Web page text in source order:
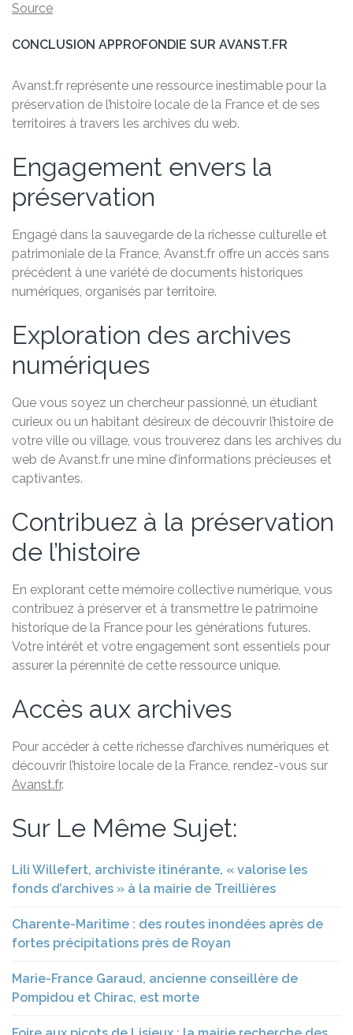
Source
CONCLUSION APPROFONDIE SUR AVANST.FR
Avanst.fr représente une ressource inestimable pour la
préservation de l’histoire locale de la France et de ses
territoires à travers les archives du web.
Engagement envers la
préservation
Engagé dans la sauvegarde de la richesse culturelle et
patrimoniale de la France, Avanst.fr offre un accès sans
précédent à une variété de documents historiques
numériques, organisés par territoire.
Exploration des archives
numériques
Que vous soyez un chercheur passionné, un étudiant
curieux ou un habitant désireux de découvrir l’histoire de
votre ville ou village, vous trouverez dans les archives du
web de Avanst.fr une mine d’informations précieuses et
captivantes.
Contribuez à la préservation
de l’histoire
En explorant cette mémoire collective numérique, vous
contribuez à préserver et à transmettre le patrimoine
historique de la France pour les générations futures.
Votre intérêt et votre engagement sont essentiels pour
assurer la pérennité de cette ressource unique.
Accès aux archives
Pour accéder à cette richesse d’archives numériques et
découvrir l’histoire locale de la France, rendez-vous sur
Avanst.fr.
Sur Le Même Sujet:
Lili Willefert, archiviste itinérante, « valorise les
fonds d’archives » à la mairie de Treillières
Charente-Maritime : des routes inondées après de
fortes précipitations près de Royan
Marie-France Garaud, ancienne conseillère de
Pompidou et Chirac, est morte